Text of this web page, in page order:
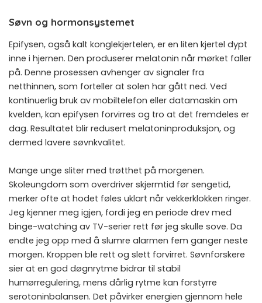
Søvn og hormonsystemet
Epifysen, også kalt konglekjertelen, er en liten kjertel dypt
inne i hjernen. Den produserer melatonin når mørket faller
på. Denne prosessen avhenger av signaler fra
netthinnen, som forteller at solen har gått ned. Ved
kontinuerlig bruk av mobiltelefon eller datamaskin om
kvelden, kan epifysen forvirres og tro at det fremdeles er
dag. Resultatet blir redusert melatoninproduksjon, og
dermed lavere søvnkvalitet.
Mange unge sliter med trøtthet på morgenen.
Skoleungdom som overdriver skjermtid før sengetid,
merker ofte at hodet føles uklart når vekkerklokken ringer.
Jeg kjenner meg igjen, fordi jeg en periode drev med
binge-watching av TV-serier rett før jeg skulle sove. Da
endte jeg opp med å slumre alarmen fem ganger neste
morgen. Kroppen ble rett og slett forvirret. Søvnforskere
sier at en god døgnrytme bidrar til stabil
humørregulering, mens dårlig rytme kan forstyrre
serotoninbalansen. Det påvirker energien gjennom hele